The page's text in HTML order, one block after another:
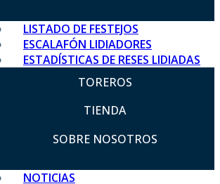
LISTADO DE FESTEJOS
ESCALAFÓN LIDIADORES
ESTADÍSTICAS DE RESES LIDIADAS
TOREROS
TIENDA
SOBRE NOSOTROS
NOTICIAS